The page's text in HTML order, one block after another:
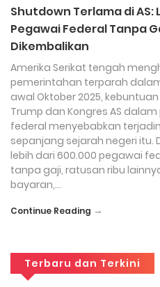
Shutdown Terlama di AS:
Pegawai Federal Tanpa
Dikembalikan
Amerika Serikat tengah
pemerintahan terparah
awal Oktober 2025,
Trump dan Kongres AS
federal menyebabkan
sepanjang sejarah negeri
lebih dari 600.000 pegawai
tanpa gaji, ratusan ribu
bayaran,…
Continue Reading →
Terbaru dan Terkini